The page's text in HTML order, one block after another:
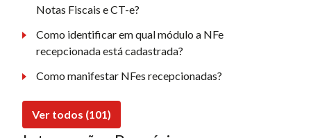
Notas Fiscais e CT-e?
Como identificar em qual módulo a NFe
recepcionada está cadastrada?
Como manifestar NFes recepcionadas?
Ver todos (101)